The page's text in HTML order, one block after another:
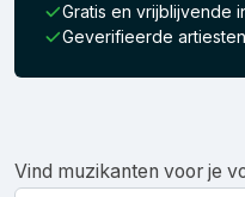
Gratis en vrijblijvende
Geverifieerde artiesten
Vind muzikanten voor je